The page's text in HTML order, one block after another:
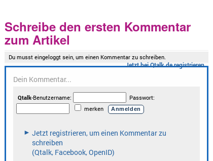
Schreibe den ersten Kommentar
zum Artikel